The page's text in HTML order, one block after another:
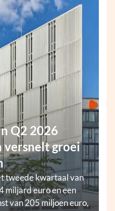
Q2 2026
versnelt groei
tweede kwartaal van
miljard euro en een
van 205 miljoen euro,